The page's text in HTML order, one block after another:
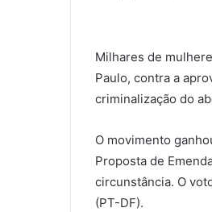
Milhares de
Paulo, contra a
criminalização do
O movimento
Proposta de
circunstância. O
(PT-DF).